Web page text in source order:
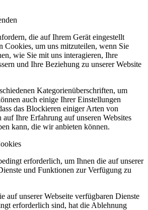
die auf Ihrem Gerät eingestellt
Cookies, um uns mitzuteilen, wenn Sie
wie Sie mit uns interagieren, Ihre
und Ihre Beziehung zu unserer Website
Kategorienüberschriften, um
auch einige Ihrer Einstellungen
das Blockieren einiger Arten von
Ihre Erfahrung auf unseren Websites
kann, die wir anbieten können.
erforderlich, um Ihnen die auf unserer
und Funktionen zur Verfügung zu
auf unserer Webseite verfügbaren Dienste
erforderlich sind, hat die Ablehnung